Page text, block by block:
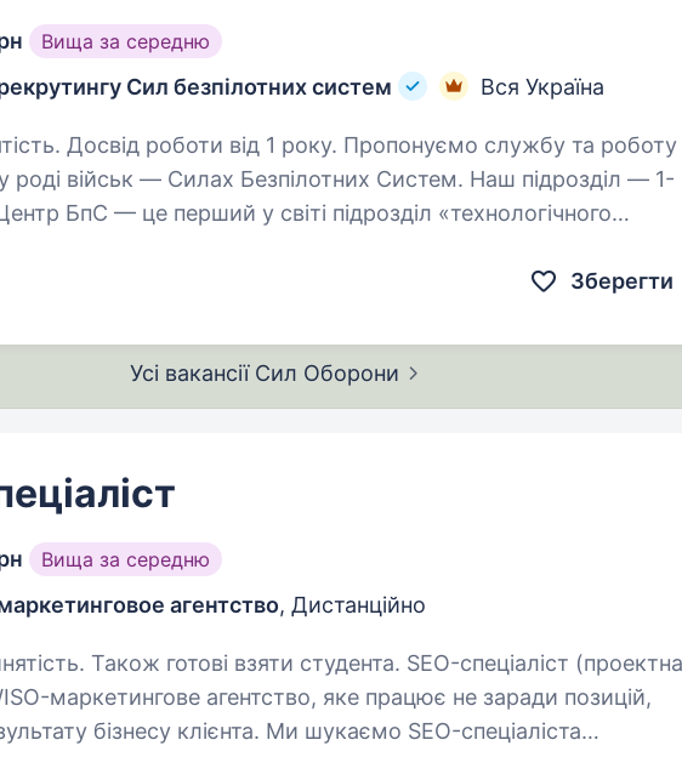
Вища за середню
Сил безпілотних систем Вся Україна
роботи від 1 року. Пропонуємо службу та роботу
роді військ — Силах Безпілотних Систем. Наш підрозділ — 1-
БпС — це перший у світі підрозділ «технологічного
Зберегти
Усі вакансії Сил Оборони
Вища за середню
агентство, Дистанційно
Також готові взяти студента. SEO-спеціаліст (проектна
маркетингове агентство, яке працює не заради позицій,
бізнесу клієнта. Ми шукаємо SEO-спеціаліста